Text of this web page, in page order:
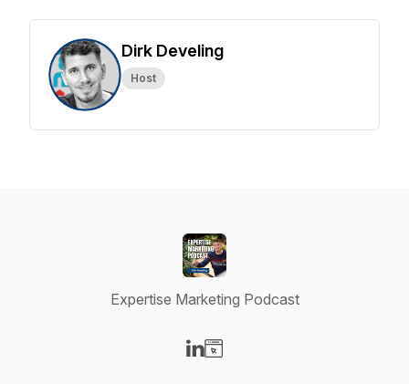
Dirk Develing
Host
Expertise Marketing Podcast